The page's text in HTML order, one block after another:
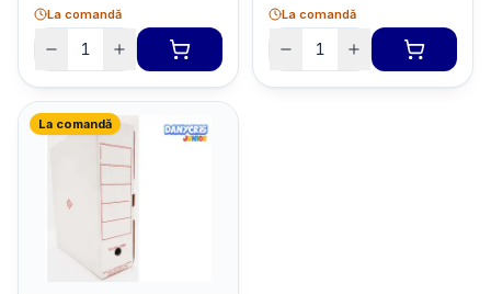
La comandă La comandă
La comandă